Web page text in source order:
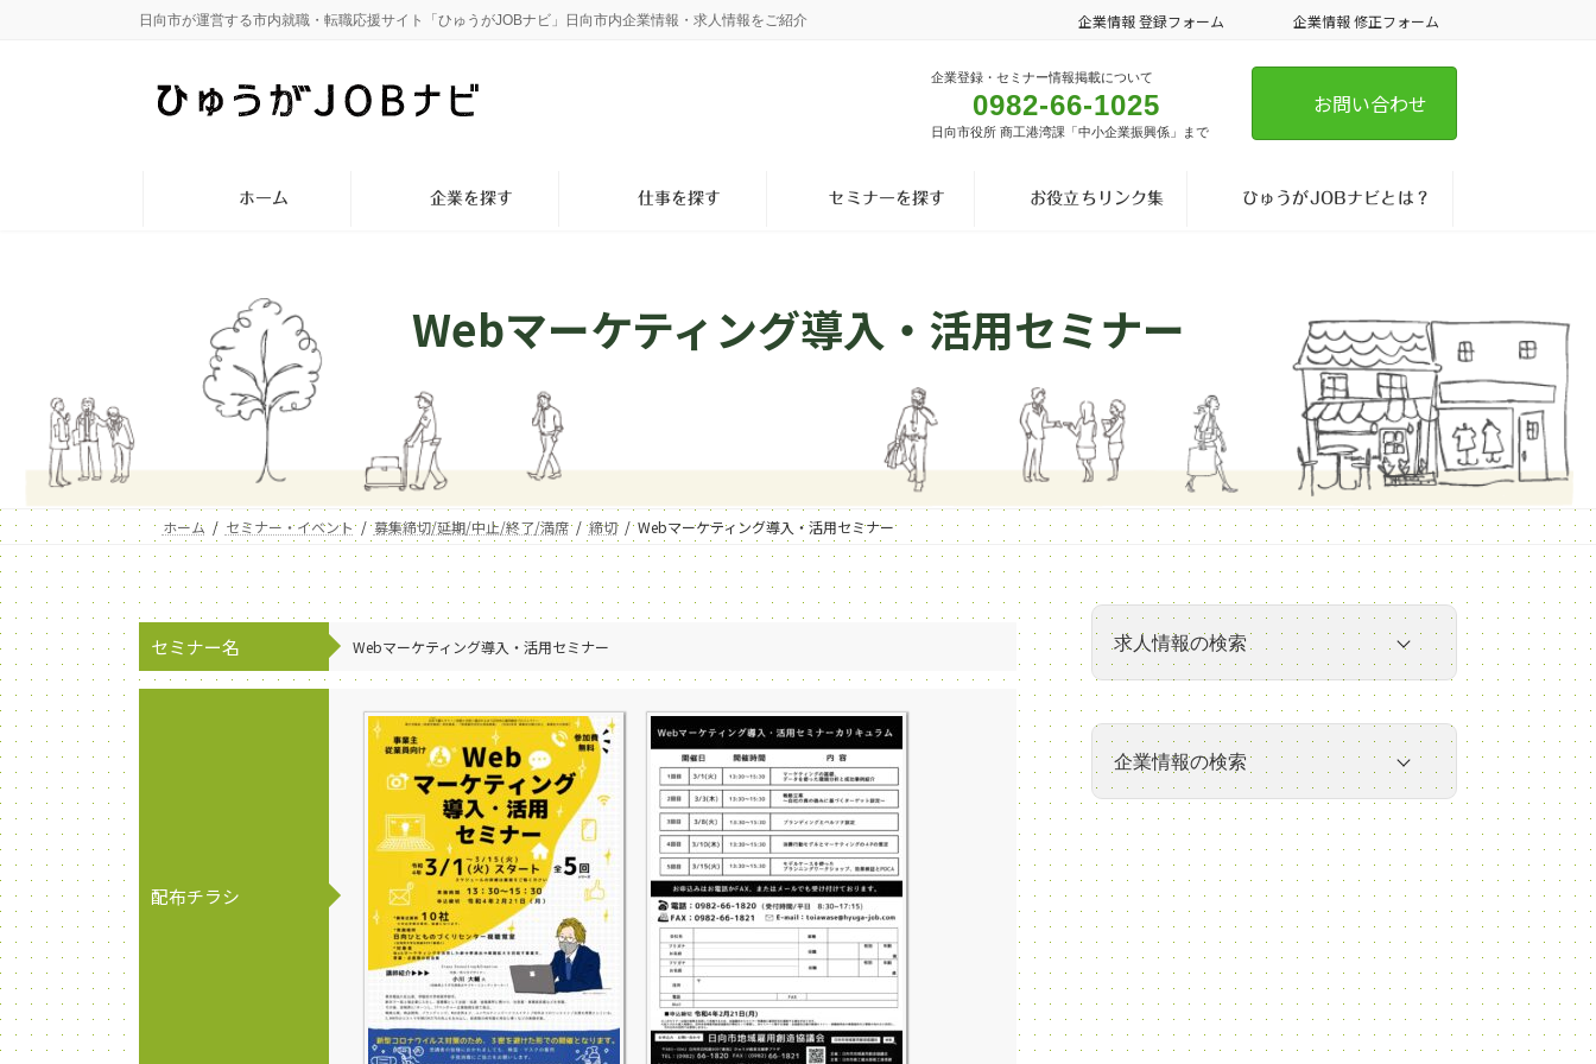
日向市が運営する市内就職・転職応援サイト「ひゅうがJOBナビ」日向市内企業情報・求人情報をご紹介 企業情報 登録フォーム 企業情報 修正フォーム
企業登録・セミナー情報掲載について
0982-66-1025
日向市役所 商工港湾課「中小企業振興係」まで
お問い合わせ
ホーム 企業を探す 仕事を探す セミナーを探す お役立ちリンク集 ひゅうがJOBナビとは？
Webマーケティング導入・活用セミナー
ホーム セミナー・イベント 募集締切/延期/中止/終了/満席 締切 Webマーケティング導入・活用セミナー
セミナー名 Webマーケティング導入・活用セミナー
配布チラシ
求人情報の検索
社名
就業場所の検索
仕事内容の検索
企業情報の検索
職種 業種 アピールポイント
キーワード
検索